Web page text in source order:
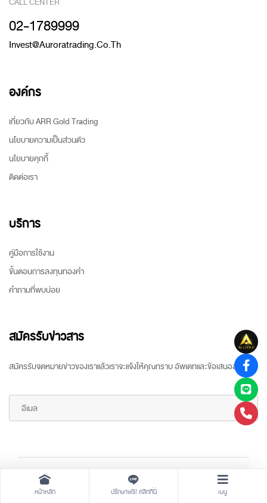
02-1789999
Invest@auroratrading.co.th
องค์กร
เกี่ยวกับ ARR Gold Trading
นโยบายความเป็นส่วนตัว
นโยบายคุกกี้
ติดต่อเรา
บริการ
คู่มือการใช้งาน
ขั้นตอนการลงทุนทองคำ
คำถามที่พบบ่อย
สมัครรับข่าวสาร
สมัครรับจดหมายข่าวของเราแล้วเราจะแจ้งให้คุณทราบ อัพเดทและข้อเสนอล่าสุด
Copyright © 2026 All rights reserved ARR Gold Trading
หน้าหลัก ปรึกษาฟรี! คลิกที่นี่ เมนู